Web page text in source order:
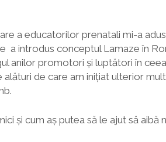
a educatorilor prenatali mi-a
a introdus conceptul Lamaze în
anilor promotori și luptători în
de care am inițiat ulterior
și cum aș putea să le ajut să aibă